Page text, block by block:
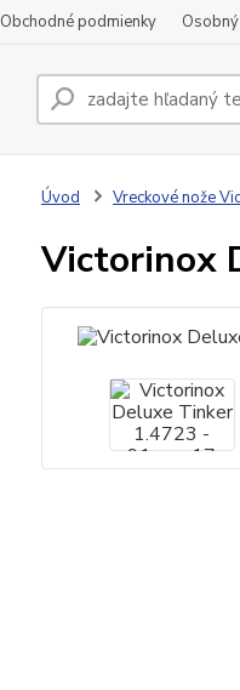
Obchodné podmienky
Úvod Vreckové nože
Victorinox